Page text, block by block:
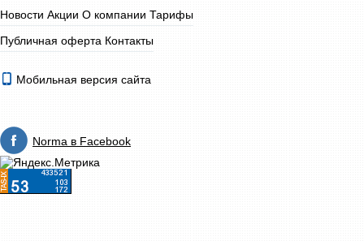
Новости Акции О компании Тарифы
Публичная оферта Контакты
Мобильная версия сайта
Norma в Facebook